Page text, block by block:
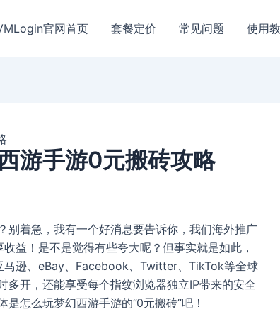
官网首页 套餐定价 常见问题 使用
游手游0元搬砖攻略
别着急，我有一个好消息要告诉你，我们海外推广
益！是不是觉得有些夸大呢？但事实就是如此，
逊、eBay、Facebook、Twitter、TikTok等全球
开，还能享受每个指纹浏览器独立IP带来的安全
怎么玩梦幻西游手游的”0元搬砖”吧！